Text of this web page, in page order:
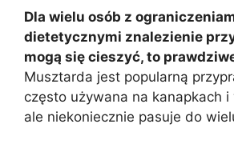
Dla wielu osób z
dietetycznymi znalezienie
mogą się cieszyć, to
Musztarda jest popularną
często używana na kanapkach i
ale niekoniecznie pasuje do